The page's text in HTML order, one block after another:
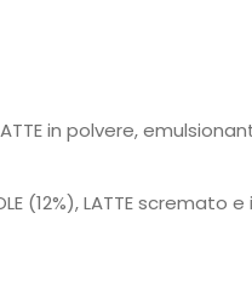
in polvere,
(12%), LATTE scremato